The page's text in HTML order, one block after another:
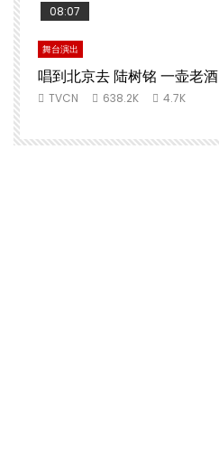
08:07
舞台演出
唱到北京去 陆树铭 一壶老酒
TVCN 638.2K 4.7K